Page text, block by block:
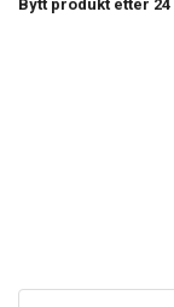
Bytt produkt etter 24